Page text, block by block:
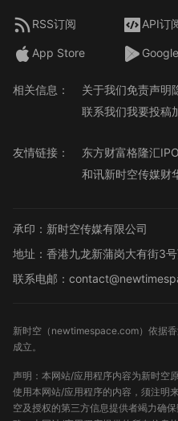
RSS订阅 API订
App Store
相关信息： 关于我们免责声明
联系我们我要投稿
友情链接： 东方财富格隆汇IPO
和讯新时空传媒财
承印：新时空传媒有限公司
地址：香港九龙新蒲岗大有街3
联系电邮：
新时空（ newtimespace.com）依据
成立。
声明：本网站/应用程序内容为新时空
使用本网站/应用程序的内容，须注明
空及授权的第三方信息提供者竭力确